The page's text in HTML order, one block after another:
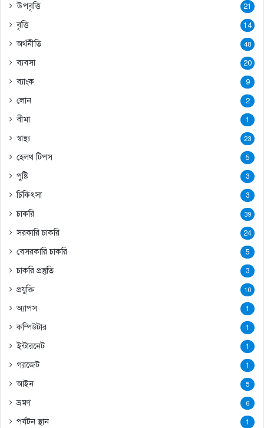
উপবৃত্তি 21
বৃত্তি 14
অর্থনীতি 48
ব্যবসা 20
ব্যাংক 9
লোন 2
বীমা 1
স্বাস্থ্য 23
হেলথ টিপস 5
পুষ্টি 3
চিকিৎসা 3
চাকরি 39
সরকারি চাকরি 24
বেসরকারি চাকরি 5
চাকরি প্রস্তুতি 3
প্রযুক্তি 10
অ্যাপস 1
কম্পিউটার 1
ইন্টারনেট 1
গ্যাজেট 1
আইন 5
ভ্রমণ 6
পর্যটন স্থান 1